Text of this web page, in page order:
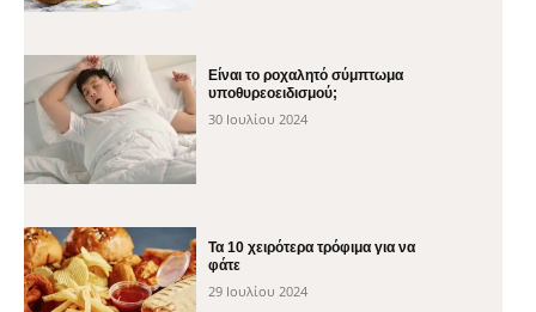
Είναι το ροχαλητό σύμπτωμα
υποθυρεοειδισμού;
30 Ιουλίου 2024
Τα 10 χειρότερα τρόφιμα για να
φάτε
29 Ιουλίου 2024